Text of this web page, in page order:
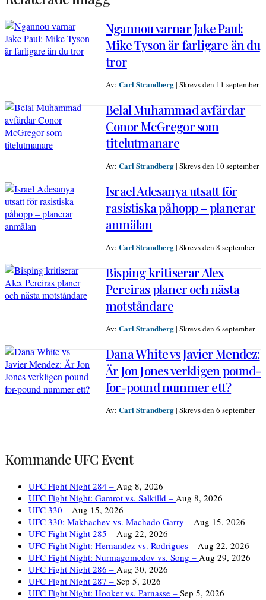
Ngannou varnar Jake Paul:
Mike Tyson är farligare än du
tror
Av: Carl Strandberg| Skrevs den 11 september
Belal Muhammad avfärdar
Conor McGregor som
titelutmanare
Av: Carl Strandberg| Skrevs den 10 september
Israel Adesanya utsatt för
rasistiska påhopp – planerar
anmälan
Av: Carl Strandberg| Skrevs den 8 september
Bisping kritiserar Alex
Pereiras planer och nästa
motståndare
Av: Carl Strandberg| Skrevs den 6 september
Dana White vs Javier Mendez:
Är Jon Jones verkligen pound-
for-pound nummer ett?
Av: Carl Strandberg| Skrevs den 6 september
Kommande UFC Event
UFC Fight Night 284 – Aug 8, 2026
UFC Fight Night: Gamrot vs. Salkilld – Aug 8, 2026
UFC 330 – Aug 15, 2026
UFC 330: Makhachev vs. Machado Garry – Aug 15, 2026
UFC Fight Night 285 – Aug 22, 2026
UFC Fight Night: Hernandez vs. Rodrigues – Aug 22, 2026
UFC Fight Night: Nurmagomedov vs. Song – Aug 29, 2026
UFC Fight Night 286 – Aug 30, 2026
UFC Fight Night 287 – Sep 5, 2026
UFC Fight Night: Hooker vs. Parnasse – Sep 5, 2026